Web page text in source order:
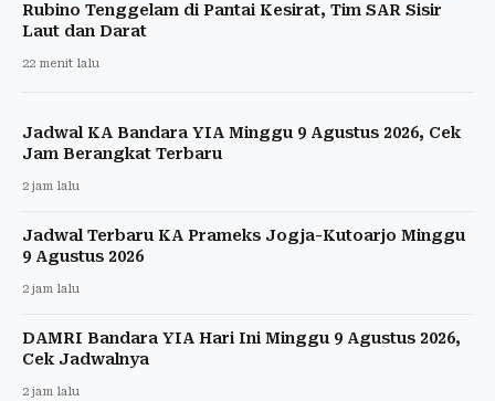
Rubino Tenggelam di Pantai Kesirat, Tim SAR Sisir
Laut dan Darat
22 menit lalu
Jadwal KA Bandara YIA Minggu 9 Agustus 2026, Cek
Jam Berangkat Terbaru
2 jam lalu
Jadwal Terbaru KA Prameks Jogja-Kutoarjo Minggu
9 Agustus 2026
2 jam lalu
DAMRI Bandara YIA Hari Ini Minggu 9 Agustus 2026,
Cek Jadwalnya
2 jam lalu